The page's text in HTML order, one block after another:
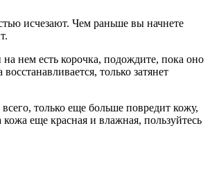
исчезают. Чем раньше вы начнете
нем есть корочка, подождите, пока оно
только затянет
только еще больше повредит кожу,
еще красная и влажная, пользуйтесь